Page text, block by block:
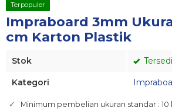
Terpopuler
Impraboard 3mm
cm Karton Plastik
Stok
Kategori
Minimum pembelian ukuran standar :